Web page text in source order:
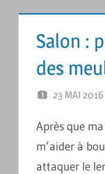
Salon :
des
23 MAI 2016
Après que
m’aider à
attaquer le